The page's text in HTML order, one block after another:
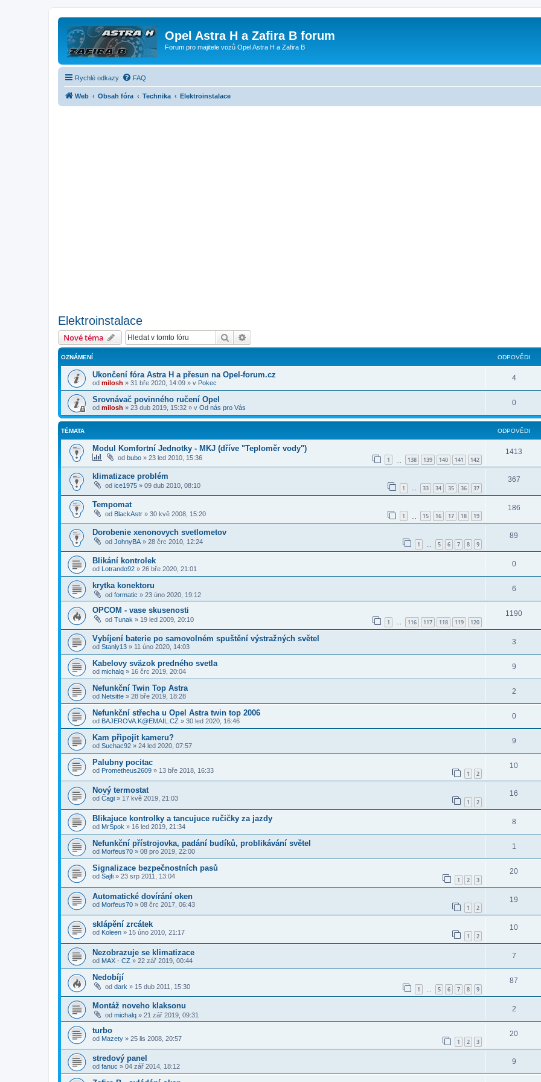
Opel Astra H a Zafira B forum
Forum pro majitele vozů Opel Astra H a Zafira B
Rychlé odkazy FAQ
Web Obsah fóra Technika Elektroinstalace
Elektroinstalace
Nové téma Hledat
OZNÁMENÍ ODPOVĚDI
Ukončení fóra Astra H a přesun na Opel-forum.cz
od milosh » 31 bře 2020, 14:09 » v Pokec
4
Srovnávač povinného ručení Opel
od milosh » 23 dub 2019, 15:32 » v Od nás pro Vás
0
TÉMATA ODPOVĚDI
Modul Komfortní Jednotky - MKJ (dříve "Teploměr vody")
od bubo » 23 led 2010, 15:36 1 138 139 140 141 142
1413
klimatizace problém
od ice1975 » 09 dub 2010, 08:10 1 … 33 34 35 36 37
367
Tempomat
od BlackAstr » 30 kvě 2008, 15:20 1 15 16 17 18 19
186
Dorobenie xenonovych svetlometov
od JohnyBA» 28 črc 2010, 12:24 1 5 6 7 8 9
89
Blikání kontrolek
od Lotrando92 » 26 bře 2020, 21:01
0
krytka konektoru
od formatic » 23 úno 2020, 19:12
6
OPCOM - vase skusenosti
od Tunak » 19 led 2009, 20:10 1 … 116 117 118 119 120
1190
Vybíjení baterie po samovolném spuštění výstražných světel
od Stanly13 » 11 úno 2020, 14:03
3
Kabelovy sväzok predného svetla
od michalq » 16 črc 2019, 20:04
9
Nefunkční Twin Top Astra
od Netsitte » 28 bře 2019, 18:28
2
Nefunkční střecha u Opel Astra twin top 2006
od BAJEROVA.K@EMAIL.CZ » 30 led 2020, 16:46
0
Kam připojit kameru?
od Suchac92 » 24 led 2020, 07:57
9
Palubny pocitac
od Prometheus2609 » 13 bře 2018, 16:33 1 2
10
Nový termostat
od Čagi » 17 kvě 2019, 21:03 1 2
16
Blikajuce kontrolky a tancujuce ručičky za jazdy
od MrSpok » 16 led 2019, 21:34
8
Nefunkční přístrojovka, padání budíků, problikávání světel
od Morfeus70 » 08 pro 2019, 22:00
1
Signalizace bezpečnostních pasů
od Sajfi » 23 srp 2011, 13:04 1 2 3
20
Automatické dovírání oken
od Morfeus70 » 08 črc 2017, 06:43 1 2
19
sklápění zrcátek
od Koleen » 15 úno 2010, 21:17 1 2
10
Nezobrazuje se klimatizace
od MAX - CZ » 22 zář 2019, 00:44
7
Nedobíjí
od dark » 15 dub 2011, 15:30 1 … 5 6 7 8 9
87
Montáž noveho klaksonu
od michalq » 21 zář 2019, 09:31
2
turbo
od Mazety » 25 lis 2008, 20:57 1 2 3
20
stredový panel
od fanuc » 04 zář 2014, 18:12
9